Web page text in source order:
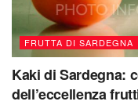
FRUTTA DI SARDEGNA
Kaki di Sardegna:
dell’eccellenza